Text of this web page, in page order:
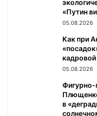
«Путин
05.08.2026
Как при
кадровой
05.08.2026
Фигурно-
в